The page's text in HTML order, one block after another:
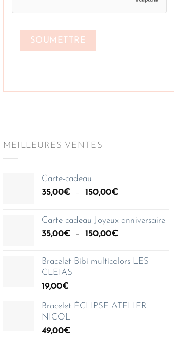
MEILLEURES VENTES
Carte-cadeau
35,00€ – 150,00€Plage
à
Carte-cadeau Joyeux anniversaire
35,00€ – 150,00€Plage
prix :
Bracelet Bibi multicolors LES
CLEIAS
19,00€
Bracelet ÉCLIPSE ATELIER
NICOL
49,00€